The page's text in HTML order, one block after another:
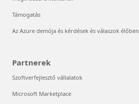
Támogatás
Az Azure demója és kérdések és válaszok élőben
Partnerek
Szoftverfejlesztő vállalatok
Microsoft Marketplace